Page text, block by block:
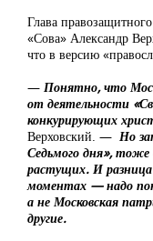
Глава
«Сова» Александр
что в версию
— Понятно, что
от деятельности
конкурирующих
Верховский. — Но
Седьмого дня», тоже
растущих. И разница
моментах — надо
а не Московская
другие.